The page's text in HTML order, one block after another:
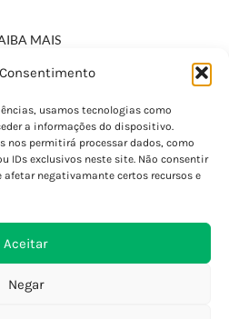
usamos tecnologias como
a informações do dispositivo.
nos permitirá processar dados, como
IDs exclusivos neste site. Não consentir
negativamante certos recursos e
Aceitar
Negar
MAIS
de Privacidade
e Condições
Frequentes
de Envio
Internacionais
e Trocas